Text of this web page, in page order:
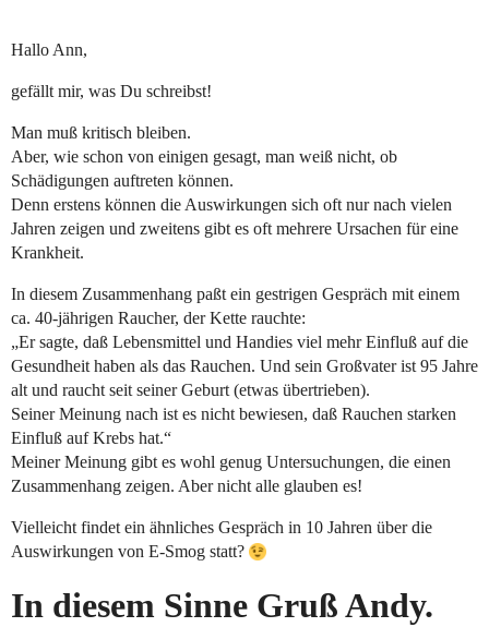
Hallo Ann,
gefällt mir, was Du schreibst!
Man muß kritisch bleiben.
Aber, wie schon von einigen gesagt, man weiß nicht, ob
Schädigungen auftreten können.
Denn erstens können die Auswirkungen sich oft nur nach vielen
Jahren zeigen und zweitens gibt es oft mehrere Ursachen für eine
Krankheit.
In diesem Zusammenhang paßt ein gestrigen Gespräch mit einem
ca. 40-jährigen Raucher, der Kette rauchte:
„Er sagte, daß Lebensmittel und Handies viel mehr Einfluß auf die
Gesundheit haben als das Rauchen. Und sein Großvater ist 95 Jahre
alt und raucht seit seiner Geburt (etwas übertrieben).
Seiner Meinung nach ist es nicht bewiesen, daß Rauchen starken
Einfluß auf Krebs hat.“
Meiner Meinung gibt es wohl genug Untersuchungen, die einen
Zusammenhang zeigen. Aber nicht alle glauben es!
Vielleicht findet ein ähnliches Gespräch in 10 Jahren über die
Auswirkungen von E-Smog statt?
In diesem Sinne Gruß Andy.